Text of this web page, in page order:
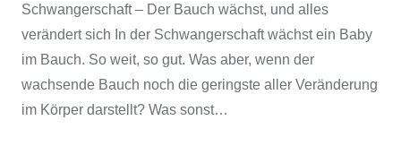
Schwangerschaft – Der Bauch wächst, und alles
verändert sich In der Schwangerschaft wächst ein Baby
im Bauch. So weit, so gut. Was aber, wenn der
wachsende Bauch noch die geringste aller Veränderung
im Körper darstellt? Was sonst…